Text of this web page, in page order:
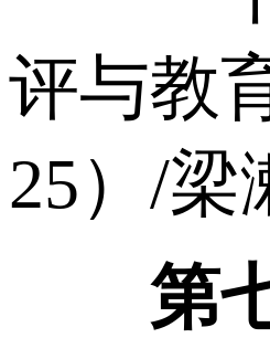
评与教
25）/梁
第